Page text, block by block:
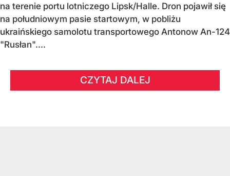
na terenie portu lotniczego Lipsk/Halle. Dron pojawił się
na południowym pasie startowym, w pobliżu
ukraińskiego samolotu transportowego Antonow An-124
"Rusłan"....
CZYTAJ DALEJ